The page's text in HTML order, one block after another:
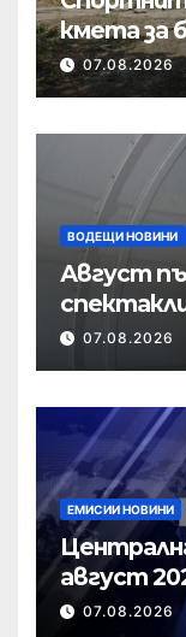
кмета за
полк
07.08.2026
ВОДЕЩИ НОВИНИ
Август
07.08.2026
ЕМИСИИ НОВИНИ
август
07.08.2026